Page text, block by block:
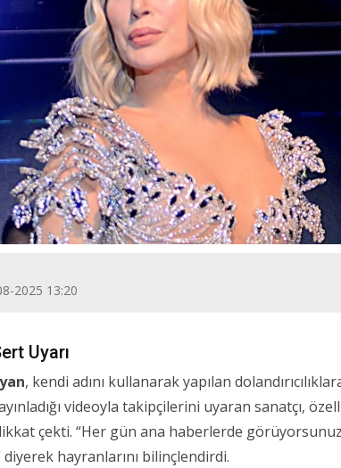
2025 13:20
Uyarı
, kendi adını kullanarak yapılan
videoyla takipçilerini uyaran sanatçı,
çekti. “Her gün ana haberlerde
hayranlarını bilinçlendirdi.